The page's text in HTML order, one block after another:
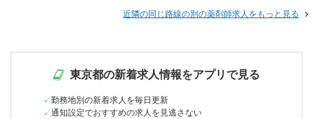
近隣の同じ路線の別の薬剤師求人をもっと見る
東京都の新着求人情報をアプリで見る
勤務地別の新着求人を毎日更新
通知設定でおすすめの求人を見逃さない